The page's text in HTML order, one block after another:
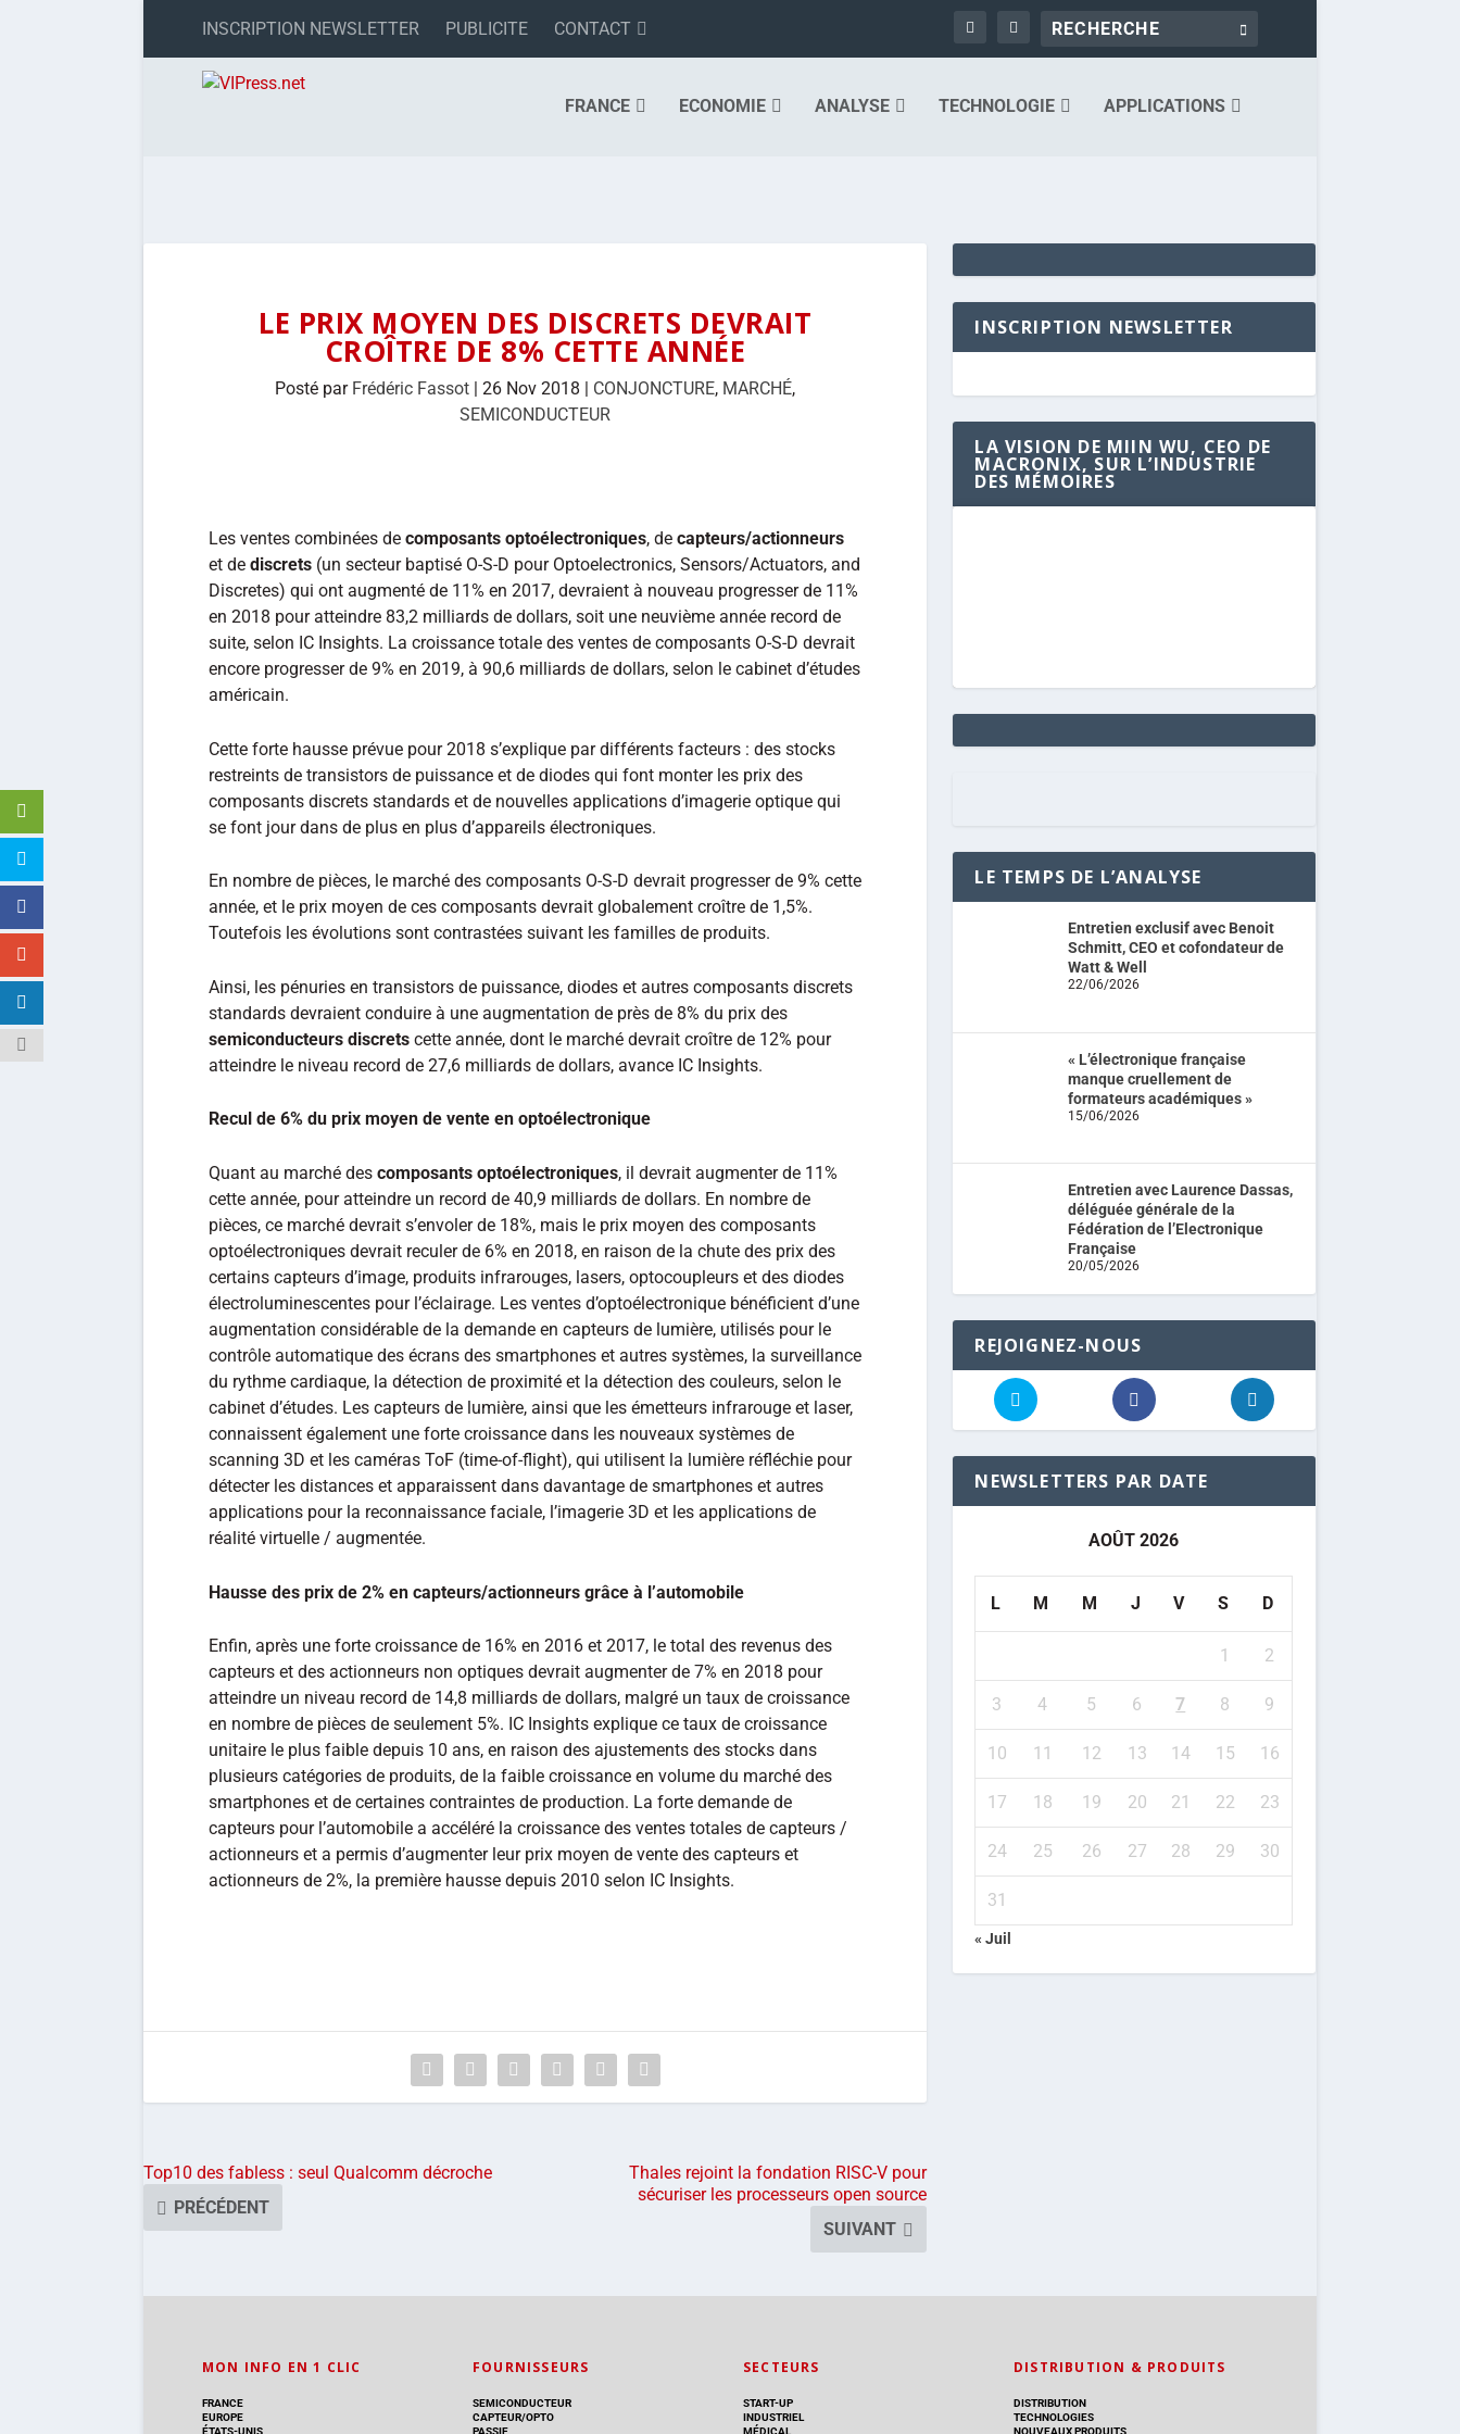
INSCRIPTION NEWSLETTER PUBLICITE CONTACT
FRANCE ECONOMIE ANALYSE TECHNOLOGIE APPLICATIONS
LE PRIX MOYEN DES DISCRETS DEVRAIT
CROÎTRE DE 8% CETTE ANNÉE
Posté par Frédéric Fassot |26 Nov 2018 | CONJONCTURE, MARCHÉ,
SEMICONDUCTEUR
Les ventes combinées de composants optoélectroniques, de capteurs/actionneurs
et de discrets (un secteur baptisé O-S-D pour Optoelectronics, Sensors/Actuators, and
Discretes) qui ont augmenté de 11% en 2017, devraient à nouveau progresser de 11%
en 2018 pour atteindre 83,2 milliards de dollars, soit une neuvième année record de
suite, selon ​​IC Insights. La croissance totale des ventes de composants O-S-D devrait
encore progresser de 9% en 2019, à 90,6 milliards de dollars, selon le cabinet d’études
américain.
Cette forte hausse prévue pour 2018 s’explique par différents facteurs : des stocks
restreints de transistors de puissance et de diodes qui font monter les prix des
composants discrets standards et de nouvelles applications d’imagerie optique qui
se font jour dans de plus en plus d’appareils électroniques.
En nombre de pièces, le marché des composants O-S-D devrait progresser de 9% cette
année, et le prix moyen de ces composants devrait globalement croître de 1,5%.
Toutefois les évolutions sont contrastées suivant les familles de produits.
Ainsi, les pénuries en transistors de puissance, diodes et autres composants discrets
standards devraient conduire à une augmentation de près de 8% du prix des
semiconducteurs discrets cette année, dont le marché devrait croître de 12% pour
atteindre le niveau record de 27,6 milliards de dollars, avance IC Insights.
Recul de 6% du prix moyen de vente en optoélectronique
Quant au marché des composants optoélectroniques, il devrait augmenter de 11%
cette année, pour atteindre un record de 40,9 milliards de dollars. En nombre de
pièces, ce marché devrait s’envoler de 18%, mais le prix moyen des composants
optoélectroniques devrait reculer de 6% en 2018, en raison de la chute des prix des
certains capteurs d’image, produits infrarouges, lasers, optocoupleurs et des diodes
électroluminescentes pour l’éclairage. Les ventes d’optoélectronique bénéficient d’une
augmentation considérable de la demande en capteurs de lumière, utilisés pour le
contrôle automatique des écrans des smartphones et autres systèmes, la surveillance
du rythme cardiaque, la détection de proximité et la détection des couleurs, selon le
cabinet d’études. Les capteurs de lumière, ainsi que les émetteurs infrarouge et laser,
connaissent également une forte croissance dans les nouveaux systèmes de
scanning 3D et les caméras ToF (time-of-flight), qui utilisent la lumière réfléchie pour
détecter les distances et apparaissent dans davantage de smartphones et autres
applications pour la reconnaissance faciale, l’imagerie 3D et les applications de
réalité virtuelle / augmentée.
Hausse des prix de 2% en capteurs/actionneurs grâce à l’automobile
Enfin, après une forte croissance de 16% en 2016 et 2017, le total des revenus des
capteurs et des actionneurs non optiques devrait augmenter de 7% en 2018 pour
atteindre un niveau record de 14,8 milliards de dollars, malgré un taux de croissance
en nombre de pièces de seulement 5%. IC Insights explique ce taux de croissance
unitaire le plus faible depuis 10 ans, en raison des ajustements des stocks dans
plusieurs catégories de produits, de la faible croissance en volume du marché des
smartphones et de certaines contraintes de production. La forte demande de
capteurs pour l’automobile a accéléré la croissance des ventes totales de capteurs /
actionneurs et a permis d’augmenter leur prix moyen de vente des capteurs et
actionneurs de 2%, la première hausse depuis 2010 selon IC Insights.
Top10 des fabless : seul Qualcomm décroche
PRÉCÉDENT
Thales rejoint la fondation RISC-V pour
sécuriser les processeurs open source
SUIVANT
INSCRIPTION NEWSLETTER
LA VISION DE MIIN WU, CEO DE
MACRONIX, SUR L’INDUSTRIE
DES MÉMOIRES
LE TEMPS DE L’ANALYSE
Entretien exclusif avec Benoit
Schmitt, CEO et cofondateur de
Watt & Well
22/06/2026
« L’électronique française
manque cruellement de
formateurs académiques »
15/06/2026
Entretien avec Laurence Dassas,
déléguée générale de la
Fédération de l’Electronique
Française
20/05/2026
REJOIGNEZ-NOUS
NEWSLETTERS PAR DATE
AOÛT 2026
L M M J V S D
1 2
3 4 5 6 7 8 9
10 11 12 13 14 15 16
17 18 19 20 21 22 23
24 25 26 27 28 29 30
31
« Juil
MON INFO EN 1 CLIC
FRANCE
EUROPE
ÉTATS-UNIS
FOURNISSEURS
SEMICONDUCTEUR
CAPTEUR/OPTO
PASSIF
SECTEURS
START-UP
INDUSTRIEL
MÉDICAL
DISTRIBUTION & PRODUITS
DISTRIBUTION
TECHNOLOGIES
NOUVEAUX PRODUITS